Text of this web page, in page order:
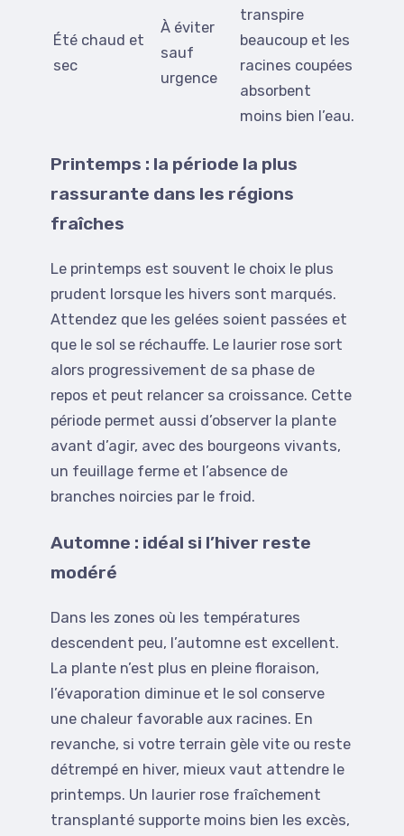
Été chaud et
sec
À éviter
sauf
urgence
transpire
beaucoup et les
racines coupées
absorbent
moins bien l’eau.
Printemps : la période la plus
rassurante dans les régions
fraîches
Le printemps est souvent le choix le plus
prudent lorsque les hivers sont marqués.
Attendez que les gelées soient passées et
que le sol se réchauffe. Le laurier rose sort
alors progressivement de sa phase de
repos et peut relancer sa croissance. Cette
période permet aussi d’observer la plante
avant d’agir, avec des bourgeons vivants,
un feuillage ferme et l’absence de
branches noircies par le froid.
Automne : idéal si l’hiver reste
modéré
Dans les zones où les températures
descendent peu, l’automne est excellent.
La plante n’est plus en pleine floraison,
l’évaporation diminue et le sol conserve
une chaleur favorable aux racines. En
revanche, si votre terrain gèle vite ou reste
détrempé en hiver, mieux vaut attendre le
printemps. Un laurier rose fraîchement
transplanté supporte moins bien les excès,